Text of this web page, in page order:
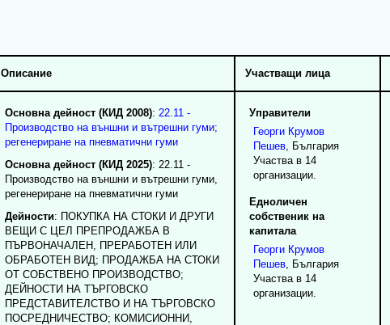
Описание Участващи лица
Основна дейност (КИД 2008): 22.11 -
Производство на външни и вътрешни гуми;
регенериране на пневматични гуми
Основна дейност (КИД 2025): 22.11 -
Производство на външни и вътрешни гуми,
регенериране на пневматични гуми
Дейности: ПОКУПКА НА СТОКИ И ДРУГИ
ВЕЩИ С ЦЕЛ ПРЕПРОДАЖБА В
ПЪРВОНАЧАЛЕН, ПРЕРАБОТЕН ИЛИ
ОБРАБОТЕН ВИД; ПРОДАЖБА НА СТОКИ
ОТ СОБСТВЕНО ПРОИЗВОДСТВО;
ДЕЙНОСТИ НА ТЪРГОВСКО
ПРЕДСТАВИТЕЛСТВО И НА ТЪРГОВСКО
ПОСРЕДНИЧЕСТВО; КОМИСИОННИ,
Управители
Георги Крумов
Пешев, България
Участва в 14
организации.
Едноличен
собственик на
капитала
Георги Крумов
Пешев, България
Участва в 14
организации.